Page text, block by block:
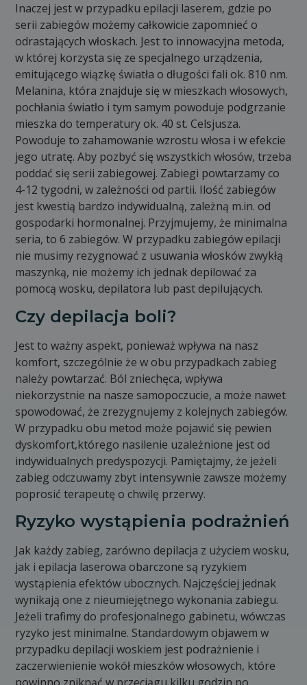
Inaczej jest w przypadku epilacji laserem, gdzie po
serii zabiegów możemy całkowicie zapomnieć o
odrastających włoskach. Jest to innowacyjna metoda,
w której korzysta się ze specjalnego urządzenia,
emitującego wiązkę światła o długości fali ok. 810 nm.
Melanina, która znajduje się w mieszkach włosowych,
pochłania światło i tym samym powoduje podgrzanie
mieszka do temperatury ok. 40 st. Celsjusza.
Powoduje to zahamowanie wzrostu włosa i w efekcie
jego utratę. Aby pozbyć się wszystkich włosów, trzeba
poddać się serii zabiegowej. Zabiegi powtarzamy co
4-12 tygodni, w zależności od partii. Ilość zabiegów
jest kwestią bardzo indywidualną, zależną m.in. od
gospodarki hormonalnej. Przyjmujemy, że minimalna
seria, to 6 zabiegów. W przypadku zabiegów epilacji
nie musimy rezygnować z usuwania włosków zwykłą
maszynką, nie możemy ich jednak depilować za
pomocą wosku, depilatora lub past depilujących.
Czy depilacja boli?
Jest to ważny aspekt, ponieważ wpływa na nasz
komfort, szczególnie że w obu przypadkach zabieg
należy powtarzać. Ból zniechęca, wpływa
niekorzystnie na nasze samopoczucie, a może nawet
spowodować, że zrezygnujemy z kolejnych zabiegów.
W przypadku obu metod może pojawić się pewien
dyskomfort,którego nasilenie uzależnione jest od
indywidualnych predyspozycji. Pamiętajmy, że jeżeli
zabieg odczuwamy zbyt intensywnie zawsze możemy
poprosić terapeutę o chwilę przerwy.
Ryzyko wystąpienia podrażnień
Jak każdy zabieg, zarówno depilacja z użyciem wosku,
jak i epilacja laserowa obarczone są ryzykiem
wystąpienia efektów ubocznych. Najczęściej jednak
wynikają one z nieumiejętnego wykonania zabiegu.
Jeżeli trafimy do profesjonalnego gabinetu, wówczas
ryzyko jest minimalne. Standardowym objawem w
przypadku depilacji woskiem jest podrażnienie i
zaczerwienienie wokół mieszków włosowych, które